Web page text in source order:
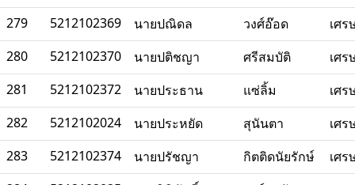
279
5212102369 นายปณิดล วงศ์อ๊อด
เศ
280
5212102370 นายปติชญา ศรีสมบัติ
เศ
281
5212102372 นายประธาน แซ่ลิ้ม
เศ
282
5212102024 นายประหยัด สุนันตา
เศ
283
5212102374 นายปรัชญา กิตติดนัยรักษ์
เศ